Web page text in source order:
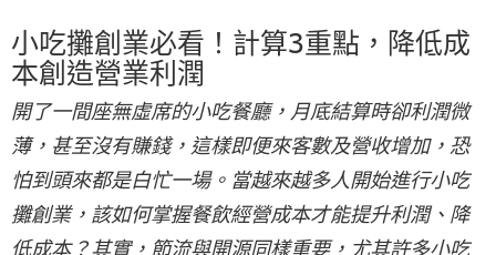
小吃攤創業必看！計算3重點，降低成
本創造營業利潤
開了一間座無虛席的小吃餐廳，月底結算時卻利潤微
薄，甚至沒有賺錢，這樣即便來客數及營收增加，恐
怕到頭來都是白忙一場。當越來越多人開始進行小吃
攤創業，該如何掌握餐飲經營成本才能提升利潤、降
低成本？其實，節流與開源同樣重要，尤其許多小吃